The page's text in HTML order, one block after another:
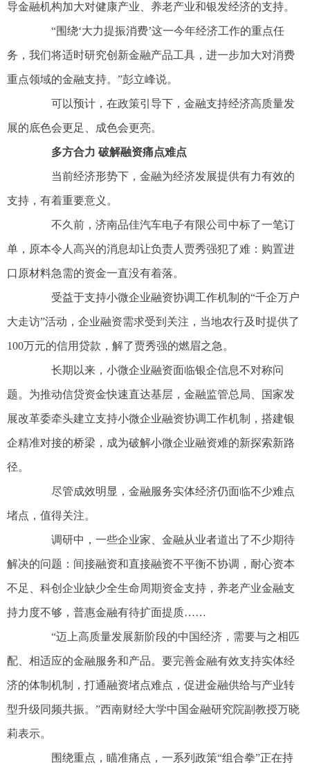
导金融机构加大对健康产业、养老产业和银发经济的支持。
“围绕‘大力提振消费’这一今年经济工作的重点任
务，我们将适时研究创新金融产品工具，进一步加大对消费
重点领域的金融支持。”彭立峰说。
可以预计，在政策引导下，金融支持经济高质量发
展的底色会更足、成色会更亮。
多方合力 破解融资痛点难点
当前经济形势下，金融为经济发展提供有力有效的
支持，有着重要意义。
不久前，济南品佳汽车电子有限公司中标了一笔订
单，原本令人高兴的消息却让负责人贾秀强犯了难：购置进
口原材料急需的资金一直没有着落。
受益于支持小微企业融资协调工作机制的“千企万户
大走访”活动，企业融资需求受到关注，当地农行及时提供了
100万元的信用贷款，解了贾秀强的燃眉之急。
长期以来，小微企业融资面临银企信息不对称问
题。为推动信贷资金快速直达基层，金融监管总局、国家发
展改革委牵头建立支持小微企业融资协调工作机制，搭建银
企精准对接的桥梁，成为破解小微企业融资难的新探索新路
径。
尽管成效明显，金融服务实体经济仍面临不少难点
堵点，值得关注。
调研中，一些企业家、金融从业者道出了不少期待
解决的问题：间接融资和直接融资不平衡不协调，耐心资本
不足、科创企业缺少全生命周期资金支持，养老产业金融支
持力度不够，普惠金融有待扩面提质……
“迈上高质量发展新阶段的中国经济，需要与之相匹
配、相适应的金融服务和产品。要完善金融有效支持实体经
济的体制机制，打通融资堵点难点，促进金融供给与产业转
型升级同频共振。”西南财经大学中国金融研究院副教授万晓
莉表示。
围绕重点，瞄准痛点，一系列政策“组合拳”正在持